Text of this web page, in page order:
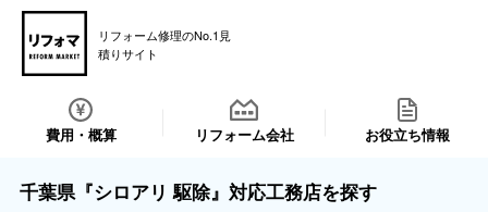
リフォーム修理のNo.1見
積りサイト
費用・概算 リフォーム会社 お役立ち情報
千葉県『シロアリ 駆除』対応工務店を探す